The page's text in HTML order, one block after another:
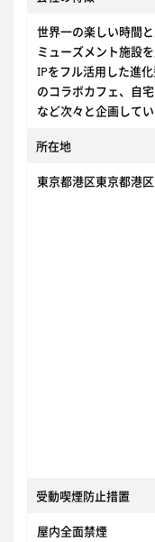
世界一の楽しい時間
ミューズメント施設を
IPをフル活用した進
のコラボカフェ、自
など次々と企画してい
所在地
東京都港区東京都港
受動喫煙防止措置
屋内全面禁煙